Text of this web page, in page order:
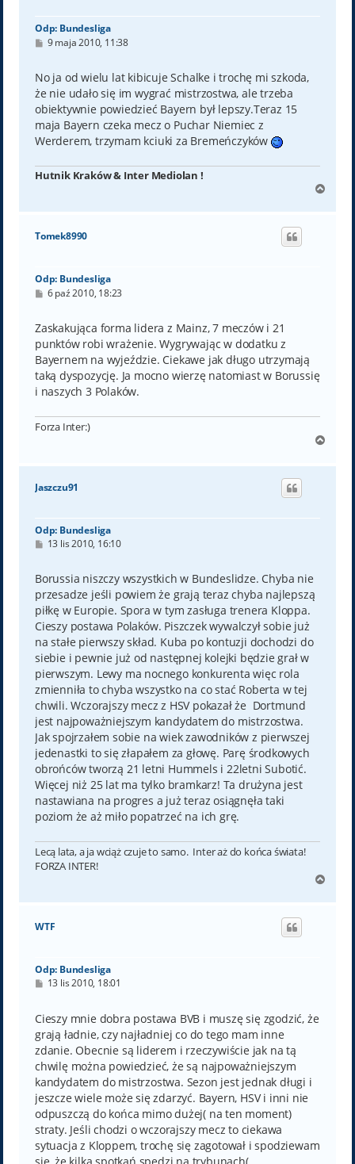
Odp: Bundesliga
P
t
9 maja 2010, 11:38
No ja od wielu lat kibicuje Schalke i trochę mi szkoda,
że nie udało się im wygrać mistrzostwa, ale trzeba
obiektywnie powiedzieć Bayern był lepszy.Teraz 15
maja Bayern czeka mecz o Puchar Niemiec z
Werderem, trzymam kciuki za Bremeńczyków
Hutnik Kraków & Inter Mediolan !
g
Tomek8990
Odp: Bundesliga
P
t
6 paź 2010, 18:23
Zaskakująca forma lidera z Mainz, 7 meczów i 21
punktów robi wrażenie. Wygrywając w dodatku z
Bayernem na wyjeździe. Ciekawe jak długo utrzymają
taką dyspozycję. Ja mocno wierzę natomiast w Borussię
i naszych 3 Polaków.
Forza Inter:)
g
Jaszczu91
Odp: Bundesliga
P
t
13 lis 2010, 16:10
Borussia niszczy wszystkich w Bundeslidze. Chyba nie
przesadze jeśli powiem że grają teraz chyba najlepszą
piłkę w Europie. Spora w tym zasługa trenera Kloppa.
Cieszy postawa Polaków. Piszczek wywalczył sobie już
na stałe pierwszy skład. Kuba po kontuzji dochodzi do
siebie i pewnie już od następnej kolejki będzie grał w
pierwszym. Lewy ma nocnego konkurenta więc rola
zmienniła to chyba wszystko na co stać Roberta w tej
chwili. Wczorajszy mecz z HSV pokazał że Dortmund
jest najpoważniejszym kandydatem do mistrzostwa.
Jak spojrzałem sobie na wiek zawodników z pierwszej
jedenastki to się złapałem za głowę. Parę środkowych
obrońców tworzą 21 letni Hummels i 22letni Subotić.
Więcej niż 25 lat ma tylko bramkarz! Ta drużyna jest
nastawiana na progres a już teraz osiągnęła taki
poziom że aż miło popatrzeć na ich grę.
Lecą lata, a ja wciąż czuje to samo. Inter aż do końca świata!
FORZA INTER!
g
WTF
Odp: Bundesliga
P
t
13 lis 2010, 18:01
Cieszy mnie dobra postawa BVB i muszę się zgodzić, że
grają ładnie, czy najładniej co do tego mam inne
zdanie. Obecnie są liderem i rzeczywiście jak na tą
chwilę można powiedzieć, że są najpoważniejszym
kandydatem do mistrzostwa. Sezon jest jednak długi i
jeszcze wiele może się zdarzyć. Bayern, HSV i inni nie
odpuszczą do końca mimo dużej( na ten moment)
straty. Jeśli chodzi o wczorajszy mecz to ciekawa
sytuacja z Kloppem, trochę się zagotował i spodziewam
się, że kilka spotkań spędzi na trybunach(